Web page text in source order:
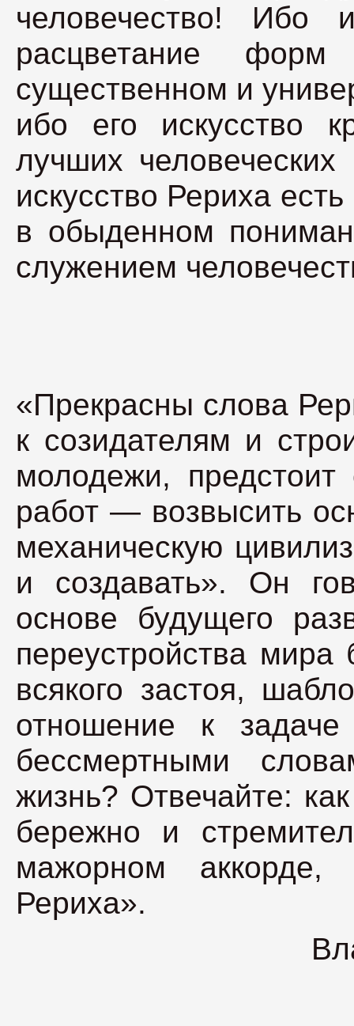
человечество! Ибо
расцветание
существенном и
ибо его искусство
лучших
искусство Рериха
в обыденном
служением
«Прекрасны слова
к созидателям и
молодежи,
работ — возвысить
механическую
и создавать». Он
основе будущего
переустройства мира
всякого застоя,
отношение к
бессмертными
жизнь? Отвечайте:
бережно и
мажорном аккорде,
Рериха».